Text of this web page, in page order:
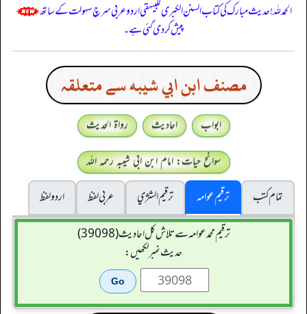
الحمدللہ! حدیث مبارک کی کتاب السنن الكبرى للبيهقي اردو عربی سرچ سہولت کے ساتھ
پیش کر دی گئی ہے۔
مصنف ابن ابي شيبه سے متعلقہ
ابواب احادیث
رواۃ الحدیث
سوانح حیات: امام ابن ابی شیبہ رحمہ اللہ
تمام کتب
ترقیم عوامہ ترقيم الشژي عربی لفظ
اردو لفظ
ترقیم محمدعوامہ سے تلاش کل احادیث (39098)
حدیث نمبر لکھیں: